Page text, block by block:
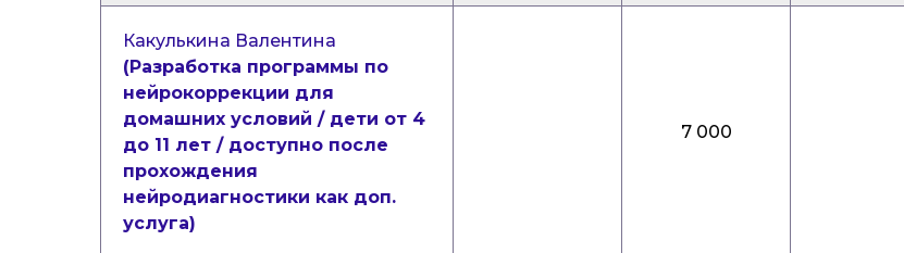
Какулькина Валентина
(Разработка программы по
нейрокоррекции для
домашних условий / дети от 4
до 11 лет / доступно после
прохождения
нейродиагностики как доп.
услуга)
7 000